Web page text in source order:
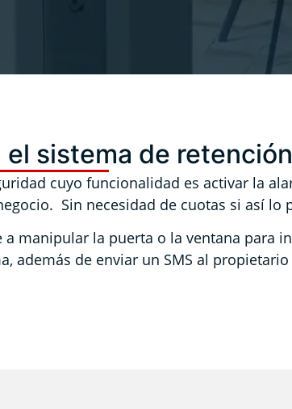
sistema de
cuyo funcionalidad es activar la
Sin necesidad de cuotas si así lo
manipular la puerta o la ventana para
además de enviar un SMS al